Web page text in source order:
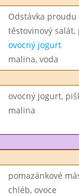
Odstávka proudu
těstovinový salát,
ovocný jogurt
malina, voda
ovocný jogurt,
malina
pomazánkové
chléb, ovoce